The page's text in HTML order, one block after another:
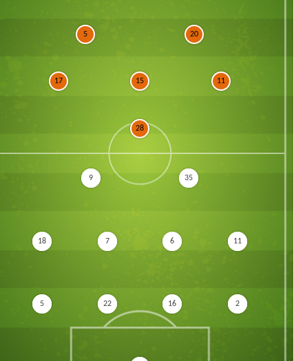
5 20
17 15 11
28
2
16
22
5
11
6
7
18
35
9